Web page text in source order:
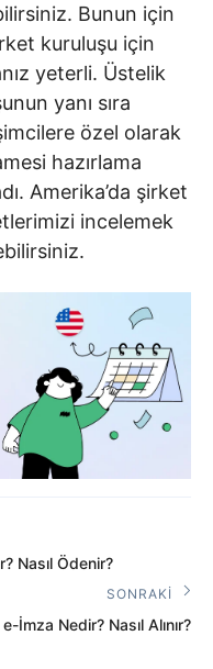
Bunun için
kuruluşu için
yeterli. Üstelik
yanı sıra
özel olarak
hazırlama
Amerika’da şirket
incelemek
Nasıl Ödenir?
SONRAKI
Sonraki
e-İmza Nedir? Nasıl Alınır?